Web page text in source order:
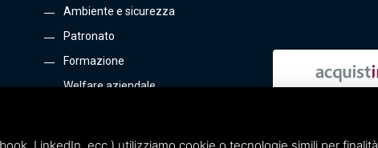
Ambiente e sicurezza
Patronato
Formazione
Welfare aziendale